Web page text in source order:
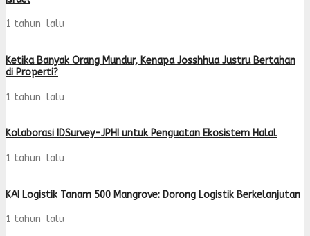
1 tahun lalu
Ketika Banyak Orang Mundur, Kenapa Josshhua Justru Bertahan
di Properti?
1 tahun lalu
Kolaborasi IDSurvey-JPHI untuk Penguatan Ekosistem Halal
1 tahun lalu
KAI Logistik Tanam 500 Mangrove: Dorong Logistik Berkelanjutan
1 tahun lalu